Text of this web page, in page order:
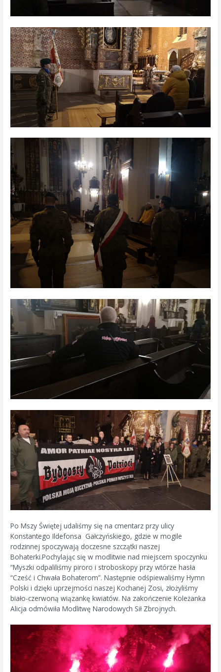
Po Mszy Świętej udaliśmy się na cmentarz przy ulicy
Konstantego Ildefonsa Gałczyńskiego, gdzie w mogile
rodzinnej spoczywają doczesne szczątki naszej
Bohaterki.Pochylając się w modlitwie nad miejscem spoczynku
“Myszki odpaliliśmy piroro i stroboskopy przy wtórze hasła
“Cześć i Chwała Bohaterom”. Następnie odśpiewaliśmy Hymn
Polski i dzięki uprzejmości naszej Kochanej Zosi, złożyliśmy
biało-czerwoną wiązankę kwiatów. Na zakończenie Koleżanka
Alicja odmówiła Modlitwę Narodowych Sił Zbrojnych.